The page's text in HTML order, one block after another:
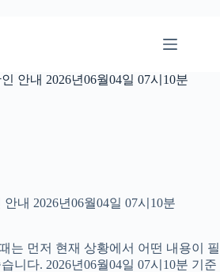
안내 2026년06월04일 07시10분
내 2026년06월04일 07시10분
는 먼저 현재 상황에서 어떤 내용이 필
니다. 2026년06월04일 07시10분 기준